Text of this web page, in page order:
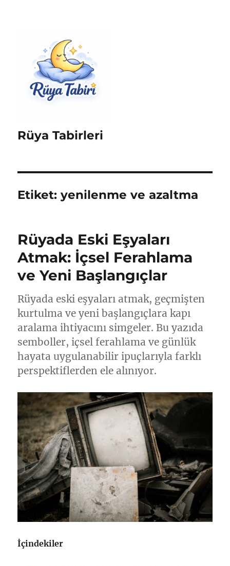
Rüya Tabirleri
Etiket:yenilenme ve azaltma
Rüyada Eski Eşyaları
Atmak: İçsel Ferahlama
ve Yeni Başlangıçlar
Rüyada eski eşyaları atmak, geçmişten
kurtulma ve yeni başlangıçlara kapı
aralama ihtiyacını simgeler. Bu yazıda
semboller, içsel ferahlama ve günlük
hayata uygulanabilir ipuçlarıyla farklı
perspektiflerden ele alınıyor.
İçindekiler